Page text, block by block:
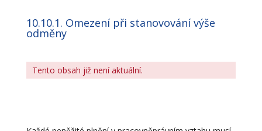
10.10.1. Omezení při stanovování výše
odměny
Tento obsah již není aktuální.